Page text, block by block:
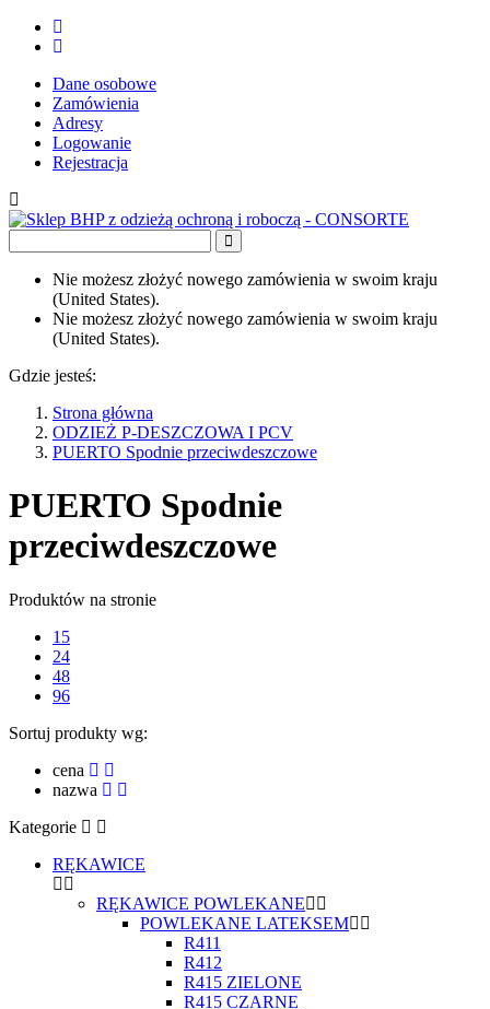
Dane osobowe
Zamówienia
Adresy
Logowanie
Rejestracja
Nie możesz złożyć nowego zamówienia w swoim kraju
(United States).
Nie możesz złożyć nowego zamówienia w swoim kraju
(United States).
Gdzie jesteś:
Strona główna
ODZIEŻ P-DESZCZOWA I PCV
PUERTO Spodnie przeciwdeszczowe
PUERTO Spodnie
przeciwdeszczowe
Produktów na stronie
15
24
48
96
Sortuj produkty wg:
cena
nazwa
Kategorie
RĘKAWICE
RĘKAWICE POWLEKANE
POWLEKANE LATEKSEM
R411
R412
R415 ZIELONE
R415 CZARNE